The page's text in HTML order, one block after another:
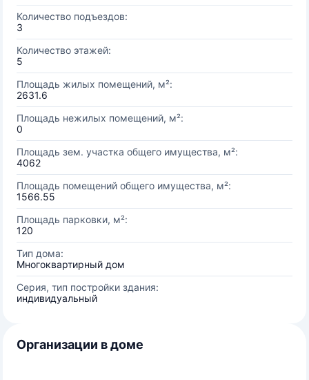
Количество подъездов:
3
Количество этажей:
5
Площадь жилых помещений, м²:
2631.6
Площадь нежилых помещений, м²:
0
Площадь зем. участка общего имущества, м²:
4062
Площадь помещений общего имущества, м²:
1566.55
Площадь парковки, м²:
120
Тип дома:
Многоквартирный дом
Серия, тип постройки здания:
индивидуальный
Организации в доме